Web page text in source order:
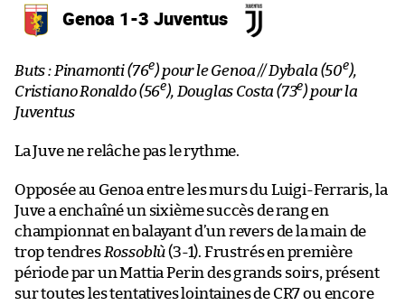
Genoa 1-3 Juventus
Buts : Pinamonti (76e) pour le Genoa // Dybala (50e),
Cristiano Ronaldo (56e), Douglas Costa (73e) pour la
Juventus
La Juve ne relâche pas le rythme.
Opposée au Genoa entre les murs du Luigi-Ferraris, la
Juve a enchaîné un sixième succès de rang en
championnat en balayant d’un revers de la main de
trop tendres Rossoblù(3-1). Frustrés en première
période par un Mattia Perin des grands soirs, présent
sur toutes les tentatives lointaines de CR7 ou encore